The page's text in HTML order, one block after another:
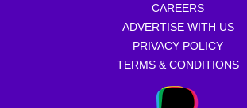
CAREERS
ADVERTISE WITH US
PRIVACY POLICY
TERMS & CONDITIONS